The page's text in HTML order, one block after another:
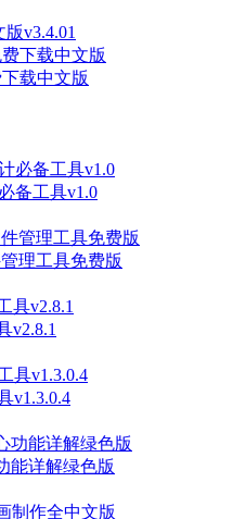
v3.4.01
载中文版
备工具v1.0
理工具免费版
v2.8.1
v1.3.0.4
能详解绿色版